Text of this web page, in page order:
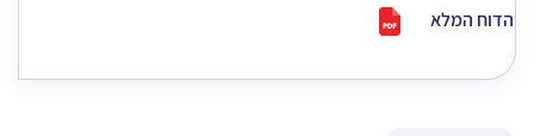
הדוח המלא